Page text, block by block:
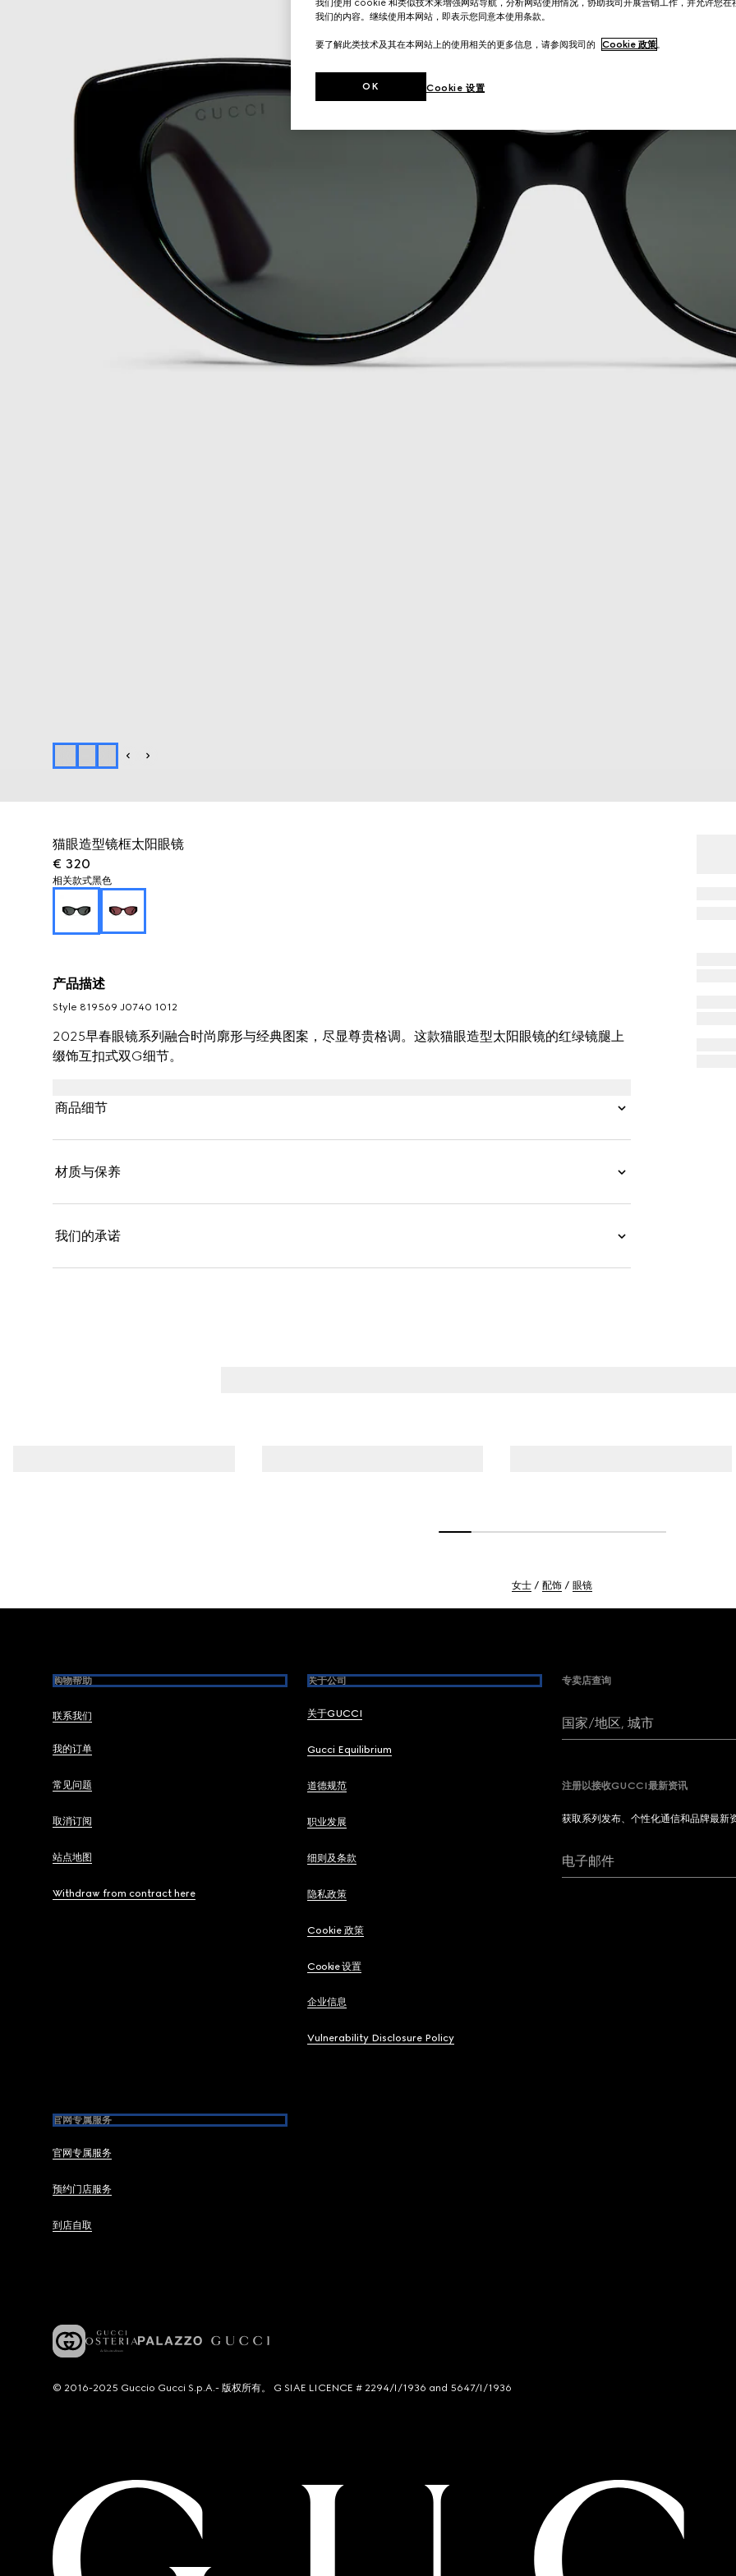
猫眼造型镜框太阳眼镜
€ 320
相关款式黑色
产品描述
Style ‎819569 J0740 1012
2025早春眼镜系列融合时尚廓形与经典图案，尽显尊贵格调。这款猫眼造型太阳眼镜的红绿镜腿上
缀饰互扣式双G细节。
商品细节
材质与保养
我们的承诺
女士 配饰 眼镜
购物帮助
联系我们
我的订单
常见问题
取消订阅
站点地图
Withdraw from contract here
关于公司
关于GUCCI
Gucci Equilibrium
道德规范
职业发展
细则及条款
隐私政策
Cookie 政策
Cookie 设置
企业信息
Vulnerability Disclosure Policy
官网专属服务
官网专属服务
预约门店服务
到店自取
专卖店查询
国家/地区, 城市
注册以接收GUCCI最新资讯
获取系列发布、个性化通信和品牌最新
电子邮件
© 2016-2025 Guccio Gucci S.p.A.- 版权所有。 G SIAE LICENCE # 2294/I/1936 and 5647/I/1936
我们使用 cookie 和类似技术来增强网站导航，分析网站使用情况，协助我司开展营销工作，并允许您在
我们的内容。继续使用本网站，即表示您同意本使用条款。
要了解此类技术及其在本网站上的使用相关的更多信息，请参阅我司的 Cookie 政策。
Cookie 设置
OK